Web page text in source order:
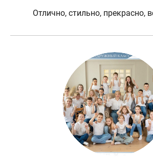
Отлично, стильно, прекрасно,